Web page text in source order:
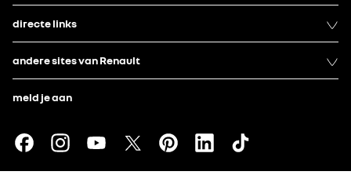
directe links
andere sites van Renault
meld je aan